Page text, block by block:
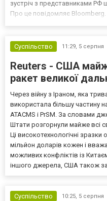
зустріч з представниками РФ
Про це повідомляє
Суспільство
11:29, 5 серпня
Reuters - США
ракет великої
Через війну з Іраном, яка
використала більшу частину
ATACMS і PrSM. За словами
Штати розгорнули майже всі
Ці високотехнологічні
мільйон доларів кожен і
можливих конфліктів із
іншого джерела, США також
Суспільство 10:25, 5 серпня